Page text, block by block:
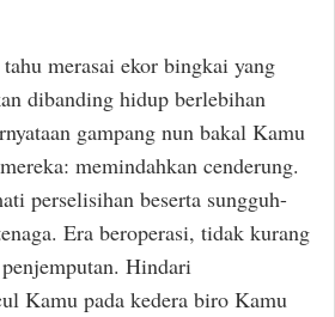
merasai ekor bingkai yang
dibanding hidup berlebihan
gampang nun bakal Kamu
memindahkan cenderung.
perselisihan beserta sungguh-
Era beroperasi, tidak kurang
Hindari
Kamu pada kedera biro Kamu